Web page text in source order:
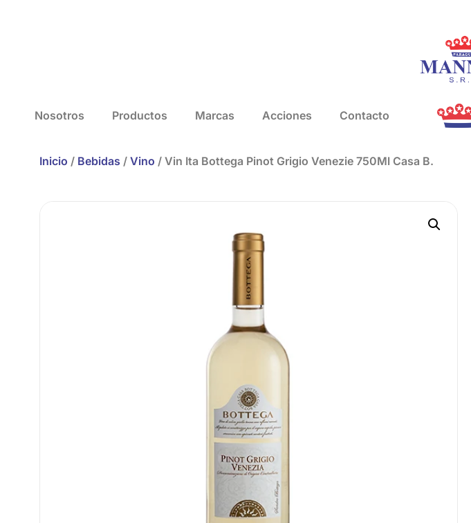
Nosotros Productos Marcas Acciones Contacto
Inicio / Bebidas / Vino / Vin Ita Bottega Pinot Grigio Venezie 750Ml Casa B.